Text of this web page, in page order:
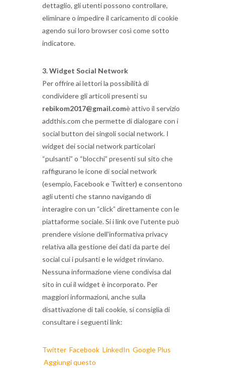
dettaglio, gli utenti possono controllare,
eliminare o impedire il caricamento di cookie
agendo sui loro browser così come sotto
indicatore.
3. Widget Social Network
Per offrire ai lettori la possibilità di
condividere gli articoli presenti su
rebikom2017@gmail.comè attivo il servizio
addthis.com che permette di dialogare con i
social button dei singoli social network. I
widget dei social network particolari
“pulsanti” o “blocchi” presenti sul sito che
raffigurano le icone di social network
(esempio, Facebook e Twitter) e consentono
agli utenti che stanno navigando di
interagire con un “click” direttamente con le
piattaforme sociale.Si i link ove l'utente può
prendere visione dell'informativa privacy
relativa alla gestione dei dati da parte dei
social cui i pulsanti e le widget rinviano.
Nessuna informazione viene condivisa dal
sito in cui il widget è incorporato. Per
maggiori informazioni, anche sulla
disattivazione di tali cookie, si consiglia di
consultare i seguenti link:
Twitter Facebook LinkedIn Google Plus
Aggiungi questo